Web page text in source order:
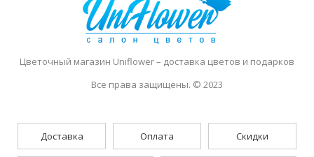
Цветочный магазин Uniflower– доставка цветов и подарков
Все права защищены. © 2023
Доставка Оплата Скидки